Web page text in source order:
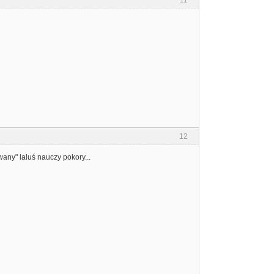
12
laluś nauczy pokory...